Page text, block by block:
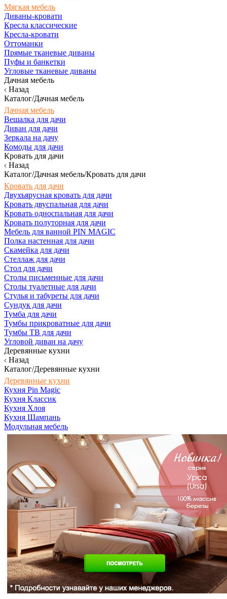
Мягкая мебель
Диваны-кровати
Кресла классические
Кресла-кровати
Оттоманки
Прямые тканевые диваны
Пуфы и банкетки
Угловые тканевые диваны
Дачная мебель
Назад
Каталог/Дачная мебель
Дачная мебель
Вешалка для дачи
Диван для дачи
Зеркала на дачу
Комоды для дачи
Кровать для дачи
Назад
Каталог/Дачная мебель/Кровать для дачи
Кровать для дачи
Двухъярусная кровать для дачи
Кровать двуспальная для дачи
Кровать односпальная для дачи
Кровать полуторная для дачи
Мебель для ванной PIN MAGIC
Полка настенная для дачи
Скамейка для дачи
Стеллаж для дачи
Стол для дачи
Столы письменные для дачи
Столы туалетные для дачи
Стулья и табуреты для дачи
Сундук для дачи
Тумба для дачи
Тумбы прикроватные для дачи
Тумбы ТВ для дачи
Угловой диван на дачу
Деревянные кухни
Назад
Каталог/Деревянные кухни
Деревянные кухни
Кухня Pin Magic
Кухня Классик
Кухня Хлоя
Кухня Шампань
Модульная мебель